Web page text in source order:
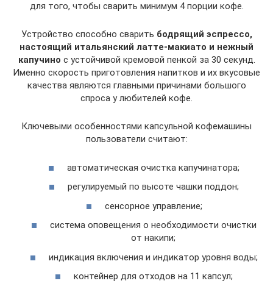
для того, чтобы сварить минимум 4 порции кофе.
Устройство способно сварить бодрящий эспрессо,
настоящий итальянский латте-макиато и нежный
капучино с устойчивой кремовой пенкой за 30 секунд.
Именно скорость приготовления напитков и их вкусовые
качества являются главными причинами большого
спроса у любителей кофе.
Ключевыми особенностями капсульной кофемашины
пользователи считают:
автоматическая очистка капучинатора;
регулируемый по высоте чашки поддон;
сенсорное управление;
система оповещения о необходимости очистки
от накипи;
индикация включения и индикатор уровня воды;
контейнер для отходов на 11 капсул;